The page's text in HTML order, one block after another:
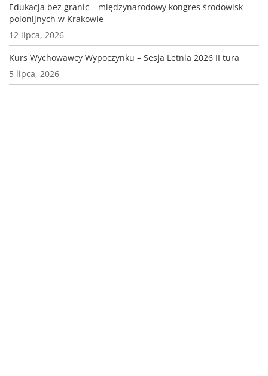
Edukacja bez granic – międzynarodowy kongres środowisk
polonijnych w Krakowie
12 lipca, 2026
Kurs Wychowawcy Wypoczynku – Sesja Letnia 2026 II tura
5 lipca, 2026